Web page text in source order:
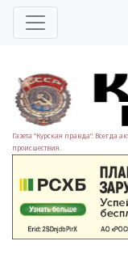
Газета "Курская правда". Всегда
происшествия.